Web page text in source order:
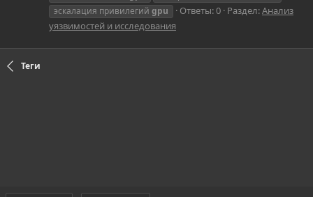
эскалация привилегий gpu Ответы: 0 Раздел:Анализ
уязвимостей и исследования
Теги